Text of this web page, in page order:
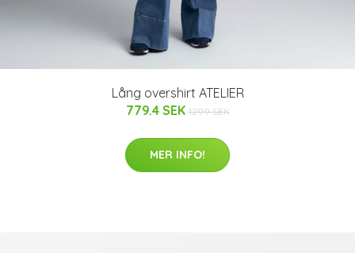
Lång overshirt ATELIER
779.4 SEK 1299 SEK
MER INFO!